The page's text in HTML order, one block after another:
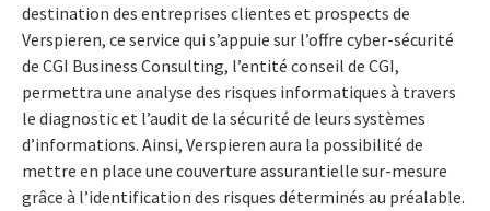
destination des entreprises clientes et prospects de
Verspieren, ce service qui s’appuie sur l’offre cyber-sécurité
de CGI Business Consulting, l’entité conseil de CGI,
permettra une analyse des risques informatiques à travers
le diagnostic et l’audit de la sécurité de leurs systèmes
d’informations. Ainsi, Verspieren aura la possibilité de
mettre en place une couverture assurantielle sur-mesure
grâce à l’identification des risques déterminés au préalable.